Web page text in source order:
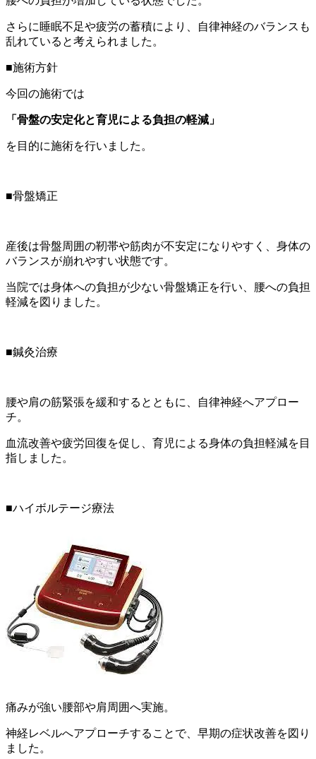
さらに睡眠不足や疲労の蓄積により、自律神経のバランスも
乱れていると考えられました。
■施術方針
今回の施術では
「骨盤の安定化と育児による負担の軽減」
を目的に施術を行いました。
■骨盤矯正
産後は骨盤周囲の靭帯や筋肉が不安定になりやすく、身体の
バランスが崩れやすい状態です。
当院では身体への負担が少ない骨盤矯正を行い、腰への負担
軽減を図りました。
■鍼灸治療
腰や肩の筋緊張を緩和するとともに、自律神経へアプロー
チ。
血流改善や疲労回復を促し、育児による身体の負担軽減を目
指しました。
■ハイボルテージ療法
痛みが強い腰部や肩周囲へ実施。
神経レベルへアプローチすることで、早期の症状改善を図り
ました。